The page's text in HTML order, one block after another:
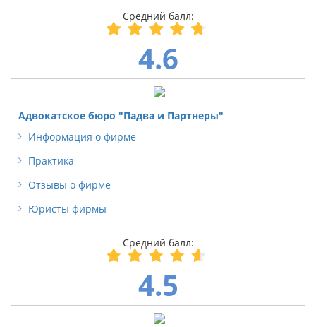
4.6
Адвокатское бюро "Падва и Партнеры"
Информация о фирме
Практика
Отзывы о фирме
Юристы фирмы
4.5